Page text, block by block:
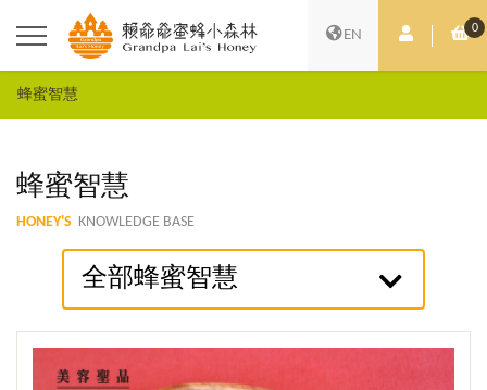
EN 會員中心0
購
蜂蜜智慧
蜂蜜智慧
HONEY'S KNOWLEDGE BASE
全部蜂蜜智慧
觀看更多